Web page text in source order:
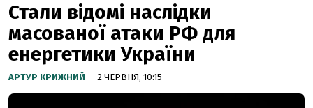
Стали відомі наслідки
масованої атаки РФ для
енергетики України
АРТУР КРИЖНИЙ — 2 ЧЕРВНЯ, 10:15